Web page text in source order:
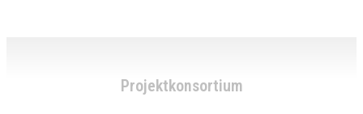
Projektkonsortium